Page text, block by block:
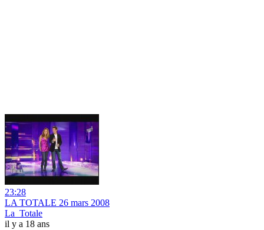
23:28
LA TOTALE 26 mars 2008
La_Totale
il y a 18 ans